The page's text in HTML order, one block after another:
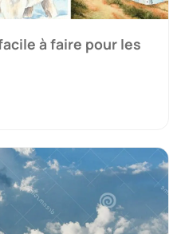
à faire pour les